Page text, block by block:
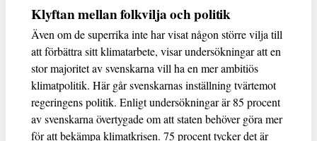
Klyftan mellan folkvilja och politik
Även om de superrika inte har visat någon större vilja till
att förbättra sitt klimatarbete, visar undersökningar att en
stor majoritet av svenskarna vill ha en mer ambitiös
klimatpolitik. Här går svenskarnas inställning tvärtemot
regeringens politik. Enligt undersökningar är 85 procent
av svenskarna övertygade om att staten behöver göra mer
för att bekämpa klimatkrisen. 75 procent tycker det är